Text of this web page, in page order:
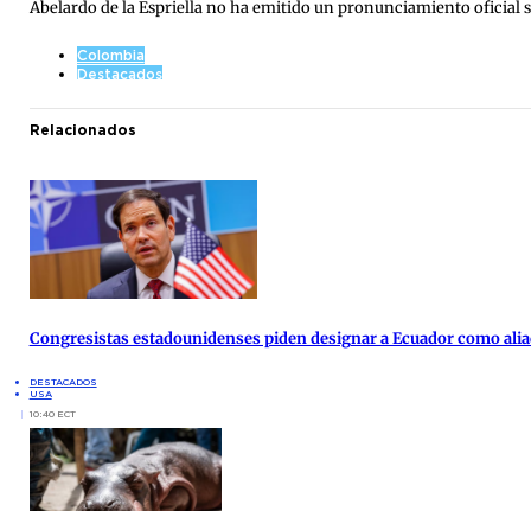
Abelardo de la Espriella no ha emitido un pronunciamiento oficial
Colombia
Destacados
Relacionados
Congresistas estadounidenses piden designar a Ecuador como
DESTACADOS
USA
10:40 ECT